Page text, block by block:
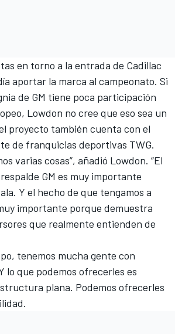
en torno a la entrada de Cadillac
aportar la marca al campeonato. Si
de GM tiene poca participación
Lowdon no cree que eso sea un
proyecto también cuenta con el
de franquicias deportivas TWG.
varias cosas”, añadió Lowdon. “El
GM es muy importante
Y el hecho de que tengamos a
importante porque demuestra
que realmente entienden de
tenemos mucha gente con
lo que podemos ofrecerles es
plana. Podemos ofrecerles